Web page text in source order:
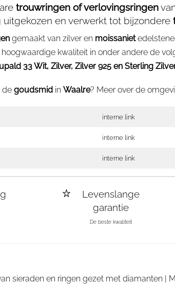
trouwringen of verlovingsringen
en verwerkt tot bijzondere
gemaakt van zilver en moissaniet
kwaliteit in onder andere de
33 Wit, Zilver, Zilver 925 en Sterling
de goudsmid in Waalre? Meer over de
interne link
interne link
interne link
Levenslange
garantie
De beste kwaliteit